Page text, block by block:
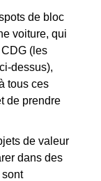
de bloc
voiture, qui
(les
dessus),
tous ces
de prendre
de valeur
dans des
sont